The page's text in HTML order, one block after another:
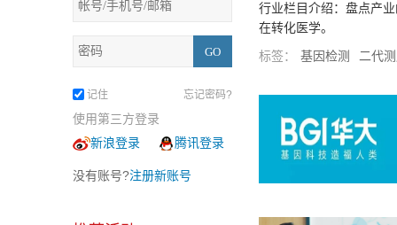
记住 忘记密码?
使用第三方登录
新浪登录
腾讯登录
没有账号?注册新账号
行业栏目介绍：盘点产
在转化医学。
标签：
基因检测 二代